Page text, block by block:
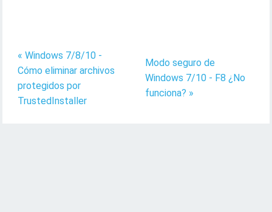
« Windows 7/8/10 -
Cómo eliminar archivos
protegidos por
TrustedInstaller
Modo seguro de
Windows 7/10 - F8 ¿No
funciona? »